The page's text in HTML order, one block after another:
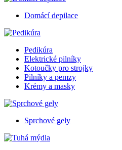
Domácí depilace
Pedikúra
Elektrické pilníky
Kotoučky pro strojky
Pilníky a pemzy
Krémy a masky
Sprchové gely